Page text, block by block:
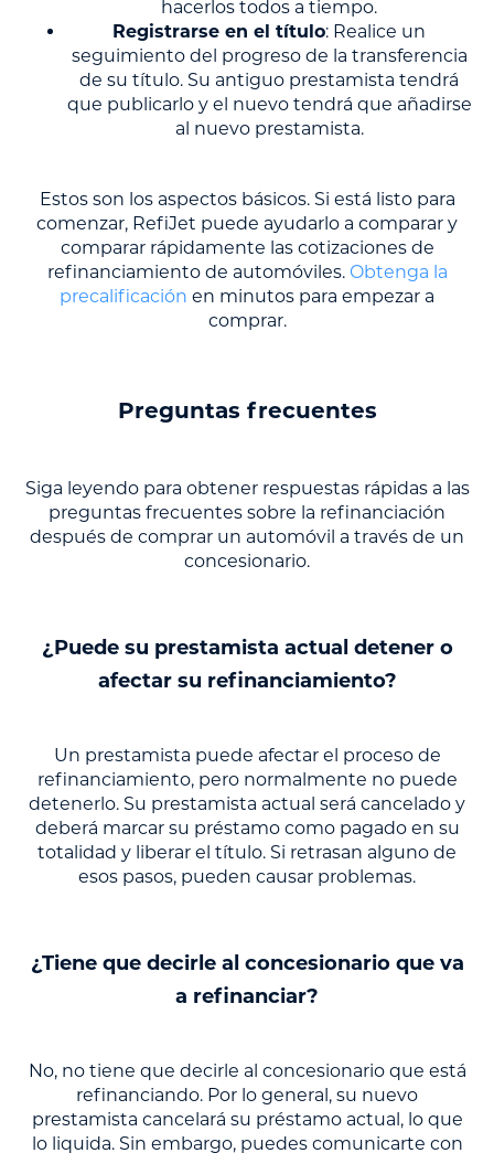
hacerlos todos a tiempo.
Registrarse en el título: Realice un
seguimiento del progreso de la transferencia
de su título. Su antiguo prestamista tendrá
que publicarlo y el nuevo tendrá que añadirse
al nuevo prestamista.
Estos son los aspectos básicos. Si está listo para
comenzar, RefiJet puede ayudarlo a comparar y
comparar rápidamente las cotizaciones de
refinanciamiento de automóviles. Obtenga la
precalificación en minutos para empezar a
comprar.
Preguntas frecuentes
Siga leyendo para obtener respuestas rápidas a las
preguntas frecuentes sobre la refinanciación
después de comprar un automóvil a través de un
concesionario.
¿Puede su prestamista actual detener o
afectar su refinanciamiento?
Un prestamista puede afectar el proceso de
refinanciamiento, pero normalmente no puede
detenerlo. Su prestamista actual será cancelado y
deberá marcar su préstamo como pagado en su
totalidad y liberar el título. Si retrasan alguno de
esos pasos, pueden causar problemas.
¿Tiene que decirle al concesionario que va
a refinanciar?
No, no tiene que decirle al concesionario que está
refinanciando. Por lo general, su nuevo
prestamista cancelará su préstamo actual, lo que
lo liquida. Sin embargo, puedes comunicarte con